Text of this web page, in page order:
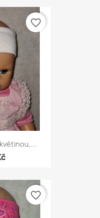
favorite_border
favorite_border